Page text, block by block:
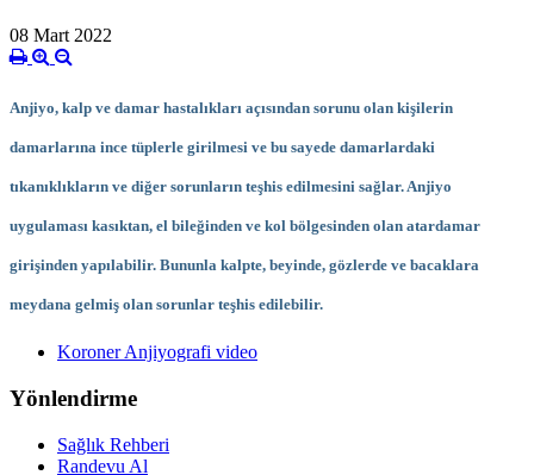
08 Mart 2022
Anjiyo, kalp ve damar hastalıkları açısından sorunu olan kişilerin
damarlarına ince tüplerle girilmesi ve bu sayede damarlardaki
tıkanıklıkların ve diğer sorunların teşhis edilmesini sağlar. Anjiyo
uygulaması kasıktan, el bileğinden ve kol bölgesinden olan atardamar
girişinden yapılabilir. Bununla kalpte, beyinde, gözlerde ve bacaklara
meydana gelmiş olan sorunlar teşhis edilebilir.
Koroner Anjiyografi video
Yönlendirme
Sağlık Rehberi
Randevu Al